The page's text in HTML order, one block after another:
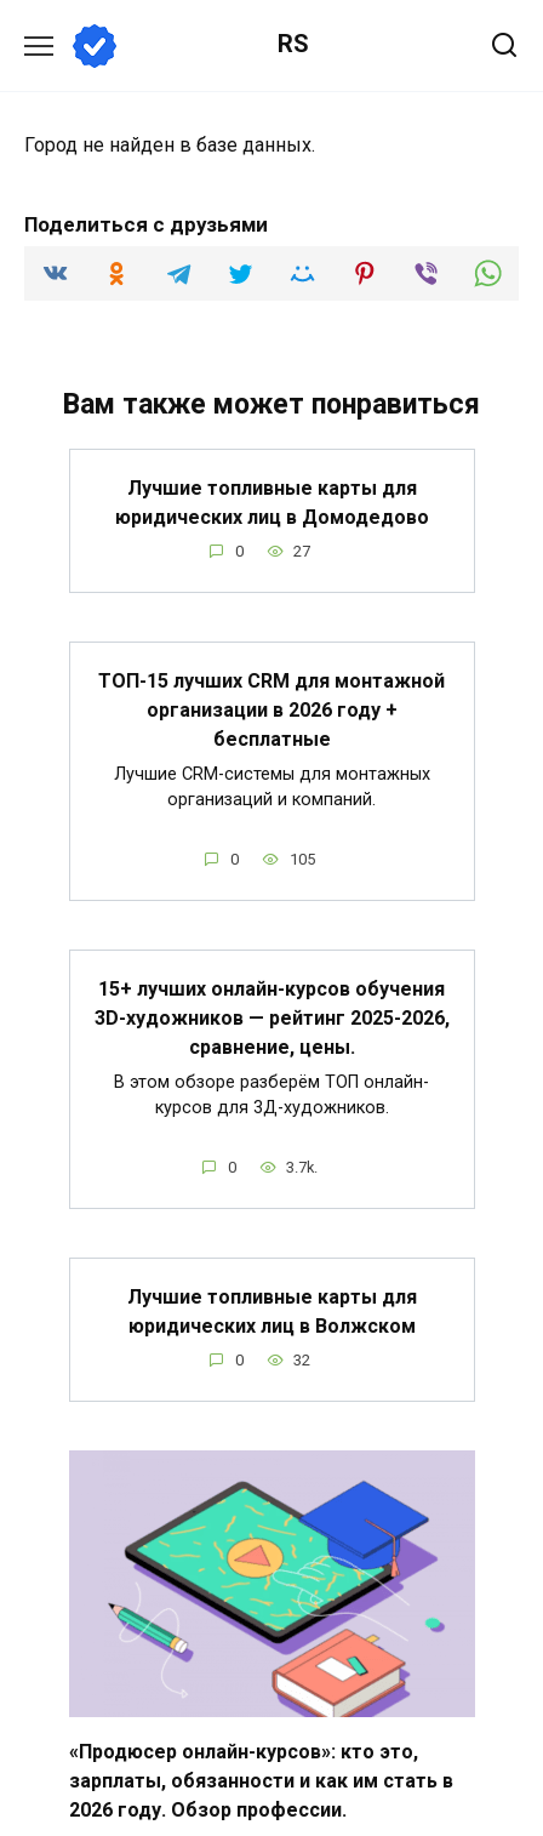
содержанию
RS
Город не найден в базе данных.
Поделиться с друзьями
Вам также может понравиться
Лучшие топливные карты для
юридических лиц в Домодедово
0 27
ТОП-15 лучших CRM для монтажной
организации в 2026 году +
бесплатные
Лучшие CRM-системы для монтажных
организаций и компаний.
0 105
15+ лучших онлайн-курсов обучения
3D-художников — рейтинг 2025-2026,
сравнение, цены.
В этом обзоре разберём ТОП онлайн-
курсов для 3Д-художников.
0 3.7k.
Лучшие топливные карты для
юридических лиц в Волжском
0 32
«Продюсер онлайн-курсов»: кто это,
зарплаты, обязанности и как им стать в
2026 году. Обзор профессии.